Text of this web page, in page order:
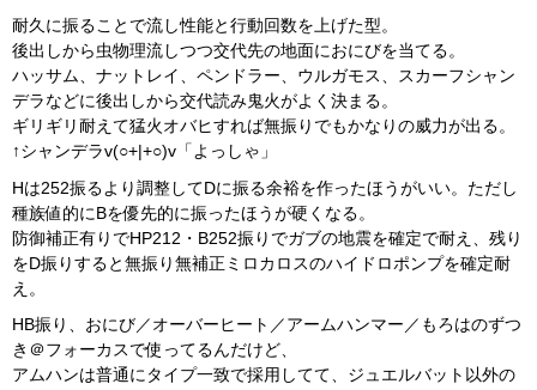
耐久に振ることで流し性能と行動回数を上げた型。
後出しから虫物理流しつつ交代先の地面におにびを当てる。
ハッサム、ナットレイ、ペンドラー、ウルガモス、スカーフシャン
デラなどに後出しから交代読み鬼火がよく決まる。
ギリギリ耐えて猛火オバヒすれば無振りでもかなりの威力が出る。
↑シャンデラv(○+|+○)v「よっしゃ」
Hは252振るより調整してDに振る余裕を作ったほうがいい。ただし
種族値的にBを優先的に振ったほうが硬くなる。
防御補正有りでHP212・B252振りでガブの地震を確定で耐え、残り
をD振りすると無振り無補正ミロカロスのハイドロポンプを確定耐
え。
HB振り、おにび／オーバーヒート／アームハンマー／もろはのずつ
き＠フォーカスで使ってるんだけど、
アムハンは普通にタイプ一致で採用してて、ジュエルバット以外の